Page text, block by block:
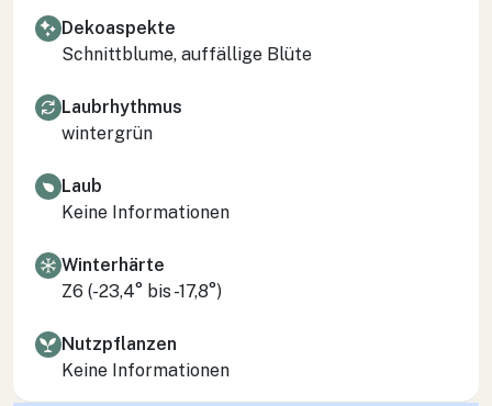
Dekoaspekte
Schnittblume, auffällige Blüte
Laubrhythmus
wintergrün
Laub
Keine Informationen
Winterhärte
Z6 (-23,4° bis -17,8°)
Nutzpflanzen
Keine Informationen